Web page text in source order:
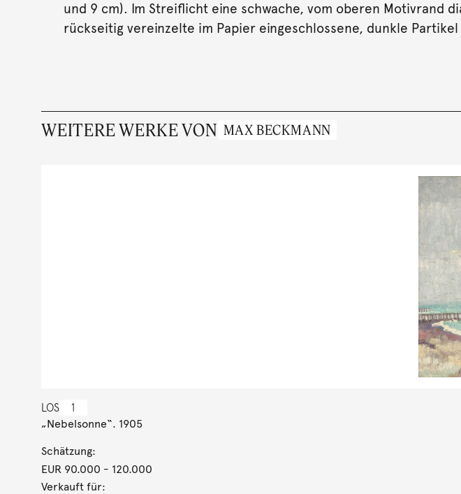
und 9 cm). Im Streiflicht eine schwache, vom oberen Motivrand
rückseitig vereinzelte im Papier eingeschlossene, dunkle Partikel
WEITERE WERKE VON MAX BECKMANN
LOS 1
„Nebelsonne“. 1905
Schätzung:
EUR 90.000 - 120.000
Verkauft für: